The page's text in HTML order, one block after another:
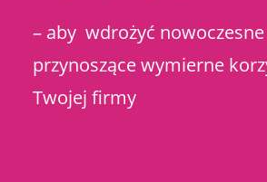
– aby wdrożyć
przynoszące wymierne
Twojej firmy